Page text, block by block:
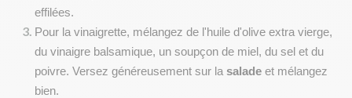
effilées.
Pour la vinaigrette, mélangez de l'huile d'olive extra vierge,
du vinaigre balsamique, un soupçon de miel, du sel et du
poivre. Versez généreusement sur la salade et mélangez
bien.